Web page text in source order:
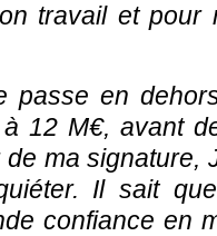
travail et pour
passe en
12 M€, avant
ma signature,
Il sait
confiance en